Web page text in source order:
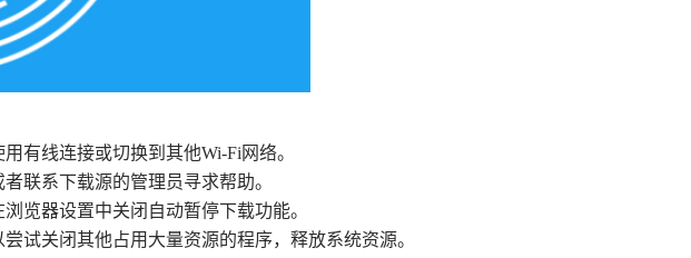
有线连接或切换到其他Wi-Fi网络。
联系下载源的管理员寻求帮助。
览器设置中关闭自动暂停下载功能。
试关闭其他占用大量资源的程序，释放系统资源。